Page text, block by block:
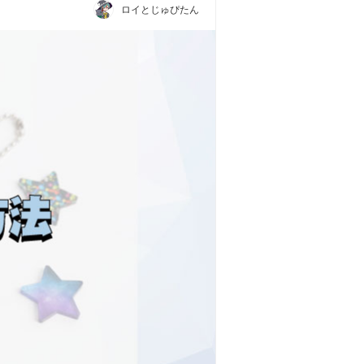
ロイとじゅぴたん